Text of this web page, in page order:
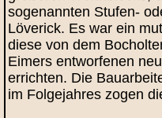
sogenannten Stufen-
Löverick. Es war ein
diese von dem
Eimers entworfenen
errichten. Die
im Folgejahres zogen